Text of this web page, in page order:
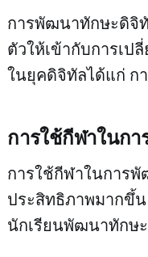
การพัฒนาทักษะดิจิ
ตัวให้เข้ากับการเ
ในยุคดิจิทัลได้แก่ ก
การใช้กีฬาในก
การใช้กีฬาในการ
ประสิทธิภาพมากขึ้
นักเรียนพัฒนาทักษ